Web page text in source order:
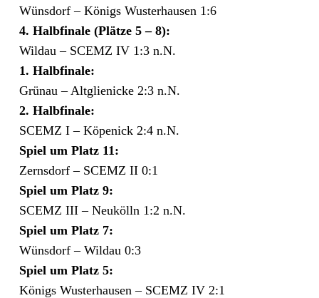
Wünsdorf – Königs Wusterhausen 1:6
4. Halbfinale (Plätze 5 – 8):
Wildau – SCEMZ IV 1:3 n.N.
1. Halbfinale:
Grünau – Altglienicke 2:3 n.N.
2. Halbfinale:
SCEMZ I – Köpenick 2:4 n.N.
Spiel um Platz 11:
Zernsdorf – SCEMZ II 0:1
Spiel um Platz 9:
SCEMZ III – Neukölln 1:2 n.N.
Spiel um Platz 7:
Wünsdorf – Wildau 0:3
Spiel um Platz 5:
Königs Wusterhausen – SCEMZ IV 2:1